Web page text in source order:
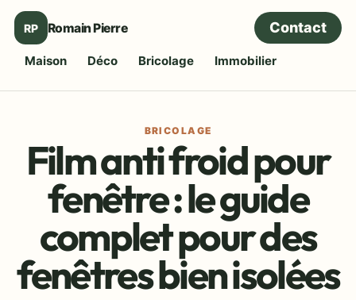
RP Romain Pierre
Maison Déco Bricolage Immobilier
Contact
BRICOLAGE
Film anti froid pour
fenêtre : le guide
complet pour des
fenêtres bien isolées